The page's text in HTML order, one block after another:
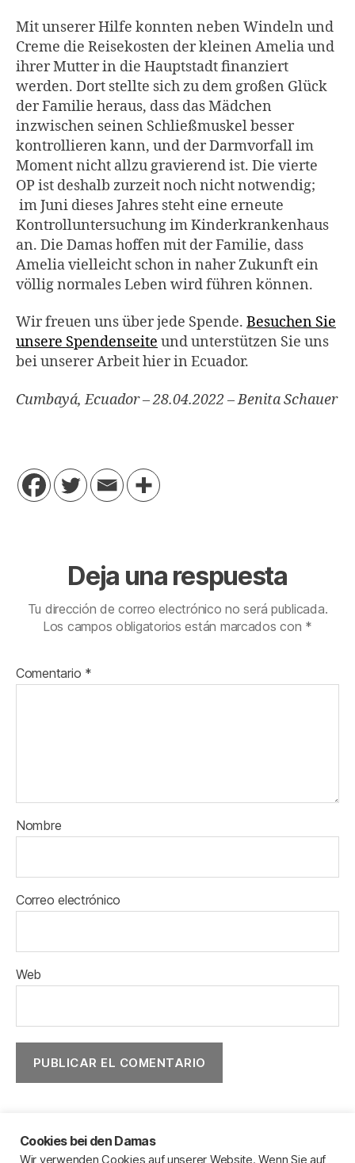
Mit unserer Hilfe konnten neben Windeln und
Creme die Reisekosten der kleinen Amelia und
ihrer Mutter in die Hauptstadt finanziert
werden. Dort stellte sich zu dem großen Glück
der Familie heraus, dass das Mädchen
inzwischen seinen Schließmuskel besser
kontrollieren kann, und der Darmvorfall im
Moment nicht allzu gravierend ist. Die vierte
OP ist deshalb zurzeit noch nicht notwendig;
im Juni dieses Jahres steht eine erneute
Kontrolluntersuchung im Kinderkrankenhaus
an. Die Damas hoffen mit der Familie, dass
Amelia vielleicht schon in naher Zukunft ein
völlig normales Leben wird führen können.
Wir freuen uns über jede Spende. Besuchen Sie
unsere Spendenseite und unterstützen Sie uns
bei unserer Arbeit hier in Ecuador.
Cumbayá, Ecuador – 28.04.2022 – Benita Schauer
Deja una respuesta
Tu dirección de correo electrónico no será publicada.
Los campos obligatorios están marcados con *
Comentario *
Nombre
Correo electrónico
Web
Cookies bei den Damas
Wir verwenden Cookies auf unserer Website. Wenn Sie auf